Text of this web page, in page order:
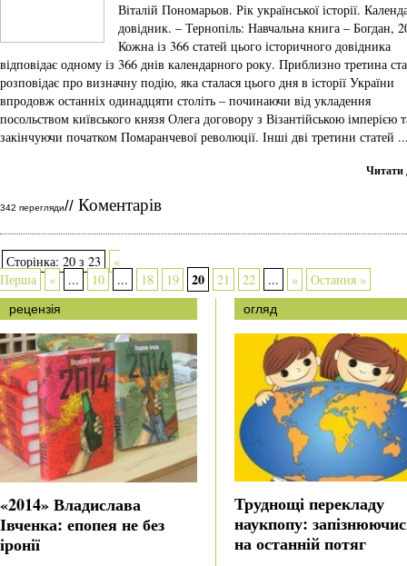
Віталій Пономарьов. Рік української історії.
довідник. – Тернопіль: Навчальна книга – Богдан,
Кожна із 366 статей цього історичного довідника
відповідає одному із 366 днів календарного року. Приблизно третина
розповідає про визначну подію, яка сталася цього дня в історії України
впродовж останніх одинадцяти століть – починаючи від укладення
посольством київського князя Олега договору з Візантійською імперією
закінчуючи початком Помаранчевої революції. Інші дві третини статей
Читати
342 перегляди// Коментарів
Сторінка: 20 з 23
«
Перша
« ... 10 ... 18 19 20 21 22 ... » Остання »
рецензія
«2014» Владислава
Івченка: епопея не без
іронії
огляд
Труднощі перекладу
наукпопу:
на останній потяг